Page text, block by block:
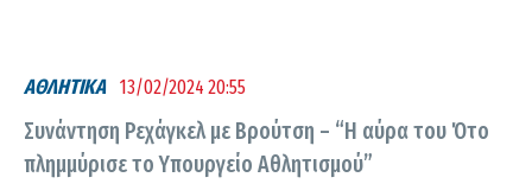
ΑΘΛΗΤΙΚΑ 13/02/2024 20:55
Συνάντηση Ρεχάγκελ με Βρούτση – “H αύρα του Ότο
πλημμύρισε το Υπουργείο Αθλητισμού”